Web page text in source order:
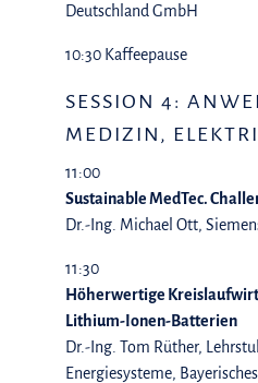
Deutschland GmbH
10:30 Kaffeepause
SESSION 4:
MEDIZIN,
11:00
Sustainable MedTec.
Dr.-Ing. Michael Ott,
11:30
Höherwertige
Lithium-Ionen-Batterien
Dr.-Ing. Tom Rüther,
Energiesysteme,